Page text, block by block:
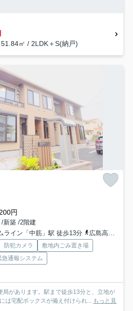
㎡ / 2LDK＋S(納戸)
円
新築 /2階建
ライン「中筋」駅 徒歩13分
広島高速交通アストラムライン「西原」駅 徒歩15分
防犯カメラ
敷地内ごみ置き場
急通報システム
局があります。駅まで徒歩13分と、立地が
は宅配ボックスが備え付けられ... もっと見